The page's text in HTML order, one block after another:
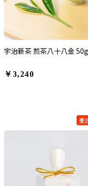
宇治新茶 煎茶八十八金
￥3,240